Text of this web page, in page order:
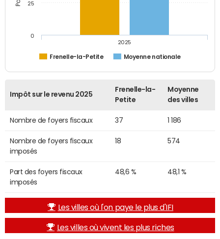
Frenelle-la-Petite Moyenne nationale
2025
0
25
Impôt sur le revenu 2025
Frenelle-la-
Petite
Moyenne
des villes
Nombre de foyers fiscaux 37 1 186
Nombre de foyers fiscaux
imposés
18 574
Part des foyers fiscaux
imposés
48,6 % 48,1 %
Les villes où l'on paye le plus d'IFI
Les villes où vivent les plus riches